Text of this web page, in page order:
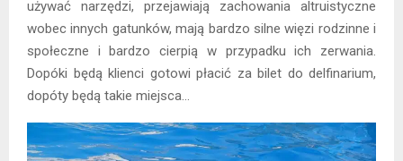
używać narzędzi, przejawiają zachowania altruistyczne
wobec innych gatunków, mają bardzo silne więzi rodzinne i
społeczne i bardzo cierpią w przypadku ich zerwania.
Dopóki będą klienci gotowi płacić za bilet do delfinarium,
dopóty będą takie miejsca…